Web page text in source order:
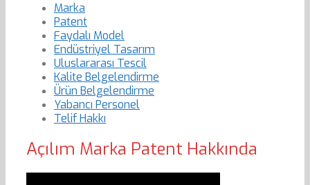
Marka
Patent
Faydalı Model
Endüstriyel Tasarım
Uluslararası Tescil
Kalite Belgelendirme
Ürün Belgelendirme
Yabancı Personel
Telif Hakkı
Açılım Marka Patent Hakkında